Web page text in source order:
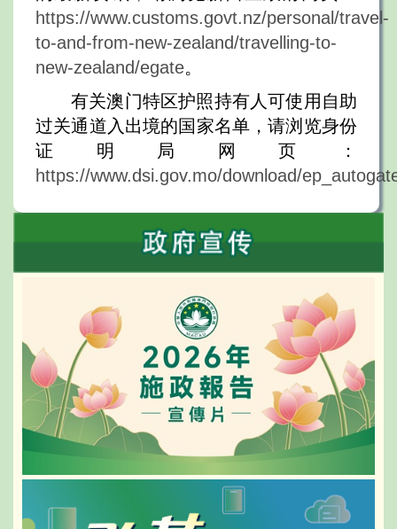
https://www.customs.govt.nz/personal/travel-
to-and-from-new-zealand/travelling-to-
new-zealand/egate。
有关澳门特区护照持有人可使用自助
过关通道入出境的国家名单，请浏览身份
证明局网页：
https://www.dsi.gov.mo/download/